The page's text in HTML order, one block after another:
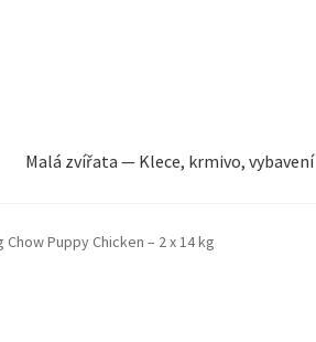
Malá zvířata — Klece, krmivo, vybavení
Obchod Pokladna Vše pro kočky
Chow Puppy Chicken – 2 x 14 kg